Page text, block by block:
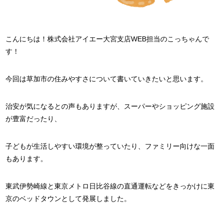
こんにちは！株式会社アイエー大宮支店WEB担当のこっちゃんで
す！
今回は草加市の住みやすさについて書いていきたいと思います。
治安が気になるとの声もありますが、スーパーやショッピング施設
が豊富だったり、
子どもが生活しやすい環境が整っていたり、ファミリー向けな一面
もあります。
東武伊勢崎線と東京メトロ日比谷線の直通運転などをきっかけに東
京のベッドタウンとして発展しました。